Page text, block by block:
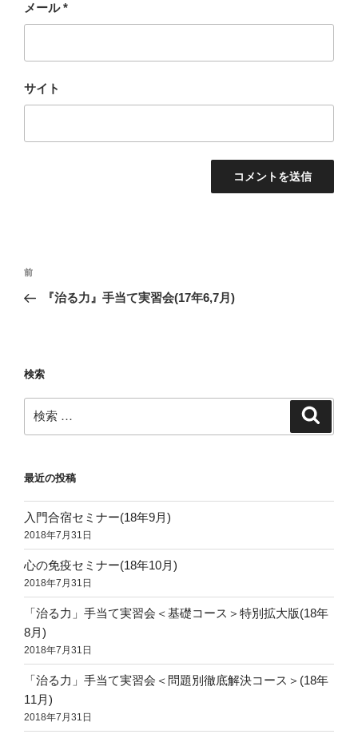
メール*
サイト
投
ー
シ
ョ
過
去
前
『治る力』手当て実習会(17年6,7月)
検索
検
索:
最近の投稿
入門合宿セミナー(18年9月)
2018年7月31日
心の免疫セミナー(18年10月)
2018年7月31日
「治る力」手当て実習会＜基礎コース＞特別拡大版(18年
8月)
2018年7月31日
「治る力」手当て実習会＜問題別徹底解決コース＞(18年
11月)
2018年7月31日